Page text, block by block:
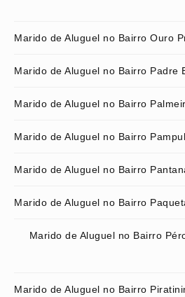
Marido de Aluguel no Bairro Ouro
Marido de Aluguel no Bairro Padre
Marido de Aluguel no Bairro
Marido de Aluguel no Bairro
Marido de Aluguel no Bairro
Marido de Aluguel no Bairro
Marido de Aluguel no Bairro
Marido de Aluguel no Bairro